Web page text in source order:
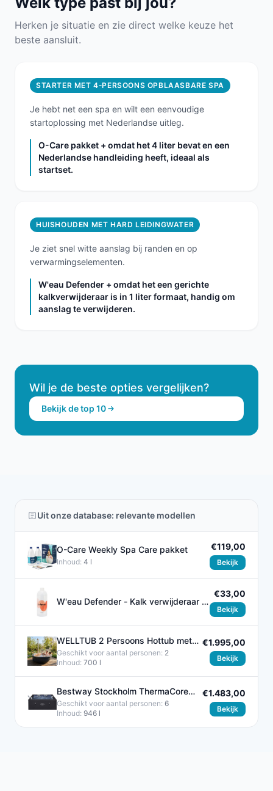
Herken je situatie en zie direct welke keuze het
beste aansluit.
STARTER MET 4‑PERSOONS OPBLAASBARE SPA
Je hebt net een spa en wilt een eenvoudige
startoplossing met Nederlandse uitleg.
O-Care pakket + omdat het 4 liter bevat en een
Nederlandse handleiding heeft, ideaal als
startset.
HUISHOUDEN MET HARD LEIDINGWATER
Je ziet snel witte aanslag bij randen en op
verwarmingselementen.
W'eau Defender + omdat het een gerichte
kalkverwijderaar is in 1 liter formaat, handig om
aanslag te verwijderen.
Wil je de beste opties vergelijken?
Bekijk de top 10
Uit onze database: relevante modellen
O-Care Weekly Spa Care pakket
Inhoud: 4 l
€119,00
Bekijk
W'eau Defender - Kalk verwijderaar -
€33,00
Bekijk
WELLTUB 2 Persoons Hottub met
Gratis Deksel
Geschikt voor aantal personen: 2
Inhoud: 700 l
€1.995,00
Bekijk
Bestway Stockholm ThermaCore
UltraFit Smart AirJet 6 Hot Tub
Geschikt voor aantal personen: 6
Inhoud: 946 l
€1.483,00
Bekijk